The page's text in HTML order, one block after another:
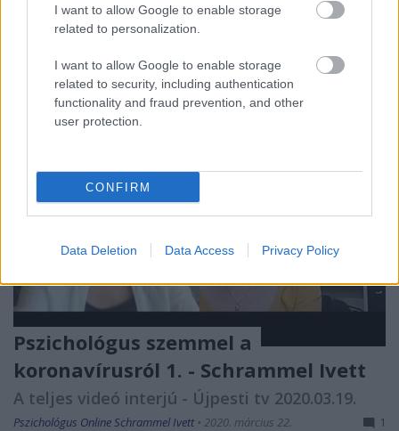
I want to allow Google to enable storage
related to personalization.
I want to allow Google to enable storage
related to security, including authentication
functionality and fraud prevention, and other
user protection.
CONFIRM
Data Deletion Data Access Privacy Policy
segíthet a stressz ...
Pszichológus szemmel a
koronavírusról 1. - Schrammel Ivett
A teljes videó interjú - Újpesti tv 2020.03.19.
Pszichológus Online Schrammel Ivett • 2020. március 22. 1